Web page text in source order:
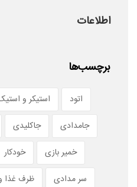
اطلاعات
برچسب‌ها
اتود استیکر و
جامدادی
جاکلیدی
خمیر بازی
خودکار
سر مدادی
ظرف غذا